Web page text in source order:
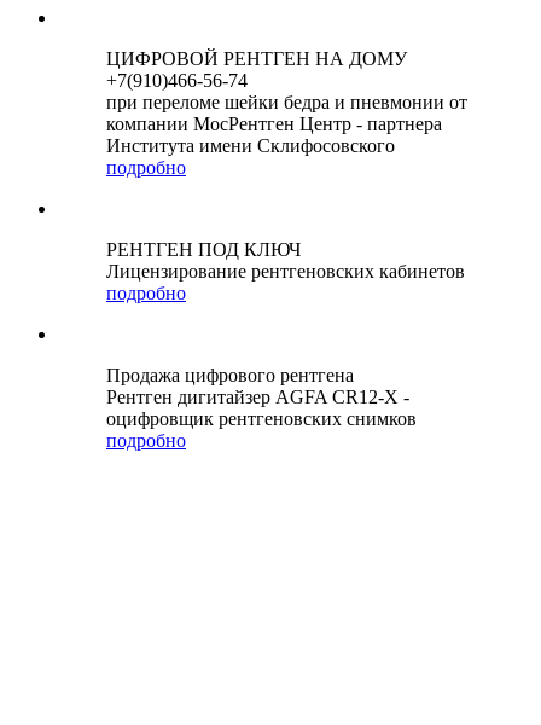
ЦИФРОВОЙ РЕНТГЕН НА ДОМУ
+7(910)466-56-74
при переломе шейки бедра и пневмонии от
компании МосРентген Центр - партнера
Института имени Склифосовского
подробно
РЕНТГЕН ПОД КЛЮЧ
Лицензирование рентгеновских кабинетов
подробно
Продажа цифрового рентгена
Рентген дигитайзер AGFA CR12-X -
оцифровщик рентгеновских снимков
подробно